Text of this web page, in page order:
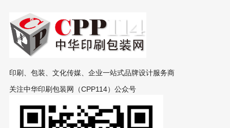
印刷、包装、文化传媒、企业一站式品牌设计服务商
关注中华印刷包装网（CPP114）公众号